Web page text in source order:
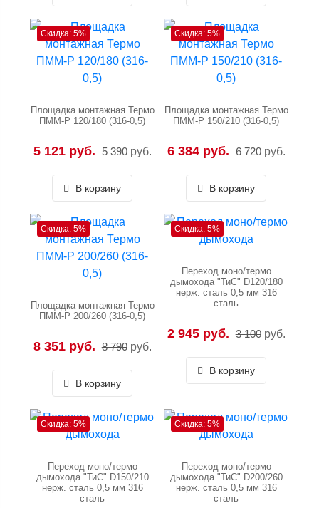
Скидка: 5%
Площадка монтажная Термо
ПММ-Р 120/180 (316-0,5)
5 121 руб. 5 390 руб.
В корзину
Скидка: 5%
Площадка монтажная Термо
ПММ-Р 150/210 (316-0,5)
6 384 руб. 6 720 руб.
В корзину
Скидка: 5%
Площадка монтажная Термо
ПММ-Р 200/260 (316-0,5)
8 351 руб. 8 790 руб.
В корзину
Скидка: 5%
Переход моно/термо
дымохода "ТиС" D120/180
нерж. сталь 0,5 мм 316
сталь
2 945 руб. 3 100 руб.
В корзину
Скидка: 5%
Переход моно/термо
дымохода "ТиС" D150/210
нерж. сталь 0,5 мм 316
сталь
Скидка: 5%
Переход моно/термо
дымохода "ТиС" D200/260
нерж. сталь 0,5 мм 316
сталь